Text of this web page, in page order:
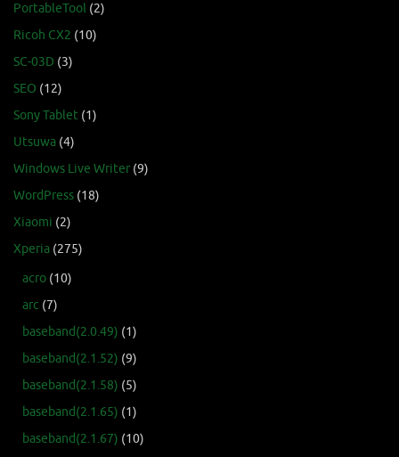
PortableTool (2)
Ricoh CX2 (10)
SC-03D (3)
SEO (12)
Sony Tablet (1)
Utsuwa (4)
Windows Live Writer (9)
WordPress (18)
Xiaomi (2)
Xperia (275)
acro (10)
arc (7)
baseband(2.0.49) (1)
baseband(2.1.52) (9)
baseband(2.1.58) (5)
baseband(2.1.65) (1)
baseband(2.1.67) (10)